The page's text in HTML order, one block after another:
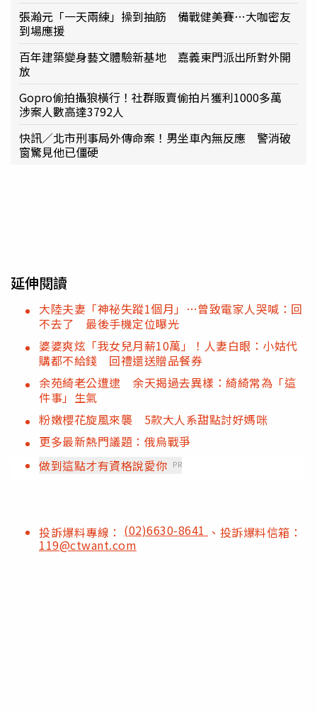
張瀚元「一天兩練」操到抽筋 備戰健美賽…大咖密友
到場應援
百年建築變身藝文體驗新基地 嘉義東門派出所對外開
放
Gopro偷拍攝狼橫行！社群販賣偷拍片獲利1000多萬
涉案人數高達3792人
快訊／北市刑事局外傳命案！男坐車內無反應 警消破
窗驚見他已僵硬
延伸閱讀
大陸夫妻「神祕失蹤1個月」…曾致電家人哭喊：回
不去了 最後手機定位曝光
婆婆爽炫「我女兒月薪10萬」！人妻白眼：小姑代
購都不給錢 回禮還送贈品餐券
余苑綺老公遭逮 余天揭過去異樣：綺綺常為「這
件事」生氣
粉嫩櫻花旋風來襲 5款大人系甜點討好媽咪
更多最新熱門議題：俄烏戰爭
做到這點才有資格說愛你 PR
投訴爆料專線： (02)6630-8641 、投訴爆料信箱：
119@ctwant.com